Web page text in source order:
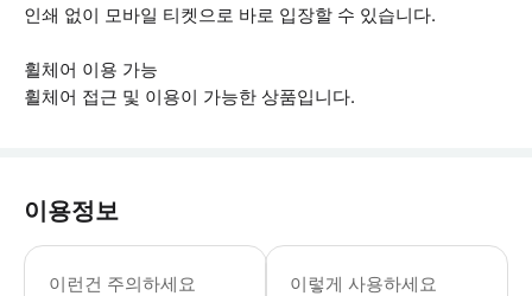
인쇄 없이 모바일 티켓으로 바로 입장할 수 있습니다.
휠체어 이용 가능
휠체어 접근 및 이용이 가능한 상품입니다.
이용정보
이런건 주의하세요
▶ 꼭 알아두세요 * 선택한 시간대 또
이렇게 사용하세요